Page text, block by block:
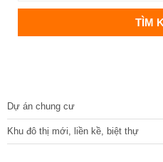
Dự án chung cư
Khu đô thị mới, liền kề, biệt thự